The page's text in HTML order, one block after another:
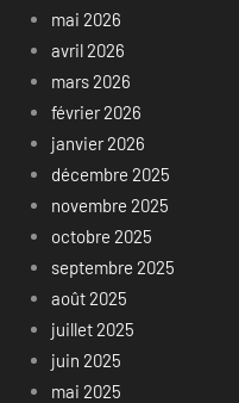
mai 2026
avril 2026
mars 2026
février 2026
janvier 2026
décembre 2025
novembre 2025
octobre 2025
septembre 2025
août 2025
juillet 2025
juin 2025
mai 2025